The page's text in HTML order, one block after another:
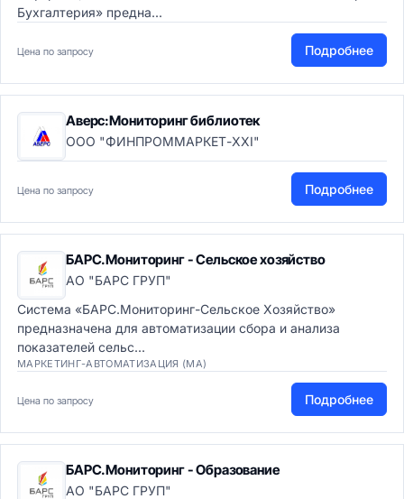
Бухгалтерия» предна...
Цена по запросу Подробнее
Аверс:Мониторинг библиотек
ООО "ФИНПРОММАРКЕТ-XXI"
Цена по запросу Подробнее
БАРС.Мониторинг - Сельское хозяйство
АО "БАРС ГРУП"
Система «БАРС.Мониторинг-Сельское Хозяйство»
предназначена для автоматизации сбора и анализа
показателей сельс...
МАРКЕТИНГ-АВТОМАТИЗАЦИЯ (MA)
Цена по запросу Подробнее
БАРС.Мониторинг - Образование
АО "БАРС ГРУП"